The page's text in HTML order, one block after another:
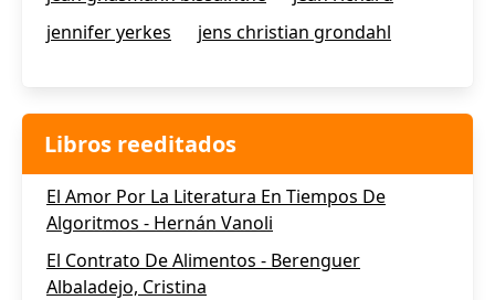
jennifer yerkes
jens christian grondahl
Libros reeditados
El Amor Por La Literatura En Tiempos De
Algoritmos - Hernán Vanoli
El Contrato De Alimentos - Berenguer
Albaladejo, Cristina